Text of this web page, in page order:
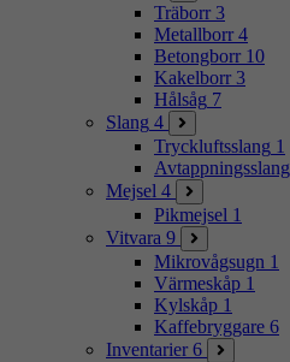
Träborr 3
Metallborr 4
Betongborr 10
Kakelborr 3
Hålsåg 7
Slang 4
Tryckluftsslang 1
Avtappningsslang
Mejsel 4
Pikmejsel 1
Vitvara 9
Mikrovågsugn 1
Värmeskåp 1
Kylskåp 1
Kaffebryggare 6
Inventarier 6